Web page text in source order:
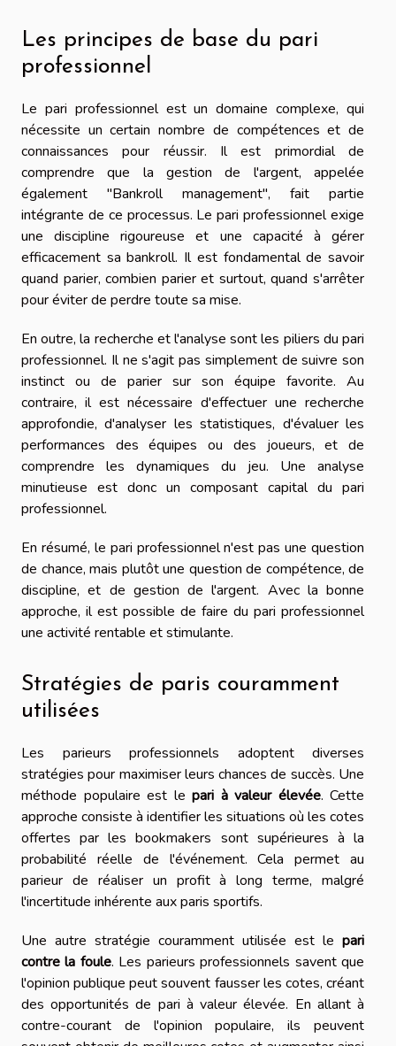
Les principes de base du pari
professionnel
Le pari professionnel est un domaine complexe, qui
nécessite un certain nombre de compétences et de
connaissances pour réussir. Il est primordial de
comprendre que la gestion de l'argent, appelée
également "Bankroll management", fait partie
intégrante de ce processus. Le pari professionnel exige
une discipline rigoureuse et une capacité à gérer
efficacement sa bankroll. Il est fondamental de savoir
quand parier, combien parier et surtout, quand s'arrêter
pour éviter de perdre toute sa mise.
En outre, la recherche et l'analyse sont les piliers du pari
professionnel. Il ne s'agit pas simplement de suivre son
instinct ou de parier sur son équipe favorite. Au
contraire, il est nécessaire d'effectuer une recherche
approfondie, d'analyser les statistiques, d'évaluer les
performances des équipes ou des joueurs, et de
comprendre les dynamiques du jeu. Une analyse
minutieuse est donc un composant capital du pari
professionnel.
En résumé, le pari professionnel n'est pas une question
de chance, mais plutôt une question de compétence, de
discipline, et de gestion de l'argent. Avec la bonne
approche, il est possible de faire du pari professionnel
une activité rentable et stimulante.
Stratégies de paris couramment
utilisées
Les parieurs professionnels adoptent diverses
stratégies pour maximiser leurs chances de succès. Une
méthode populaire est le pari à valeur élevée. Cette
approche consiste à identifier les situations où les cotes
offertes par les bookmakers sont supérieures à la
probabilité réelle de l'événement. Cela permet au
parieur de réaliser un profit à long terme, malgré
l'incertitude inhérente aux paris sportifs.
Une autre stratégie couramment utilisée est le pari
contre la foule. Les parieurs professionnels savent que
l'opinion publique peut souvent fausser les cotes, créant
des opportunités de pari à valeur élevée. En allant à
contre-courant de l'opinion populaire, ils peuvent